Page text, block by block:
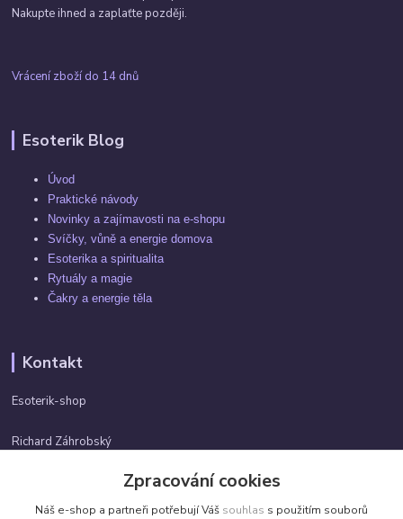
Nakupte ihned a zaplaťte později.
Vrácení zboží do 14 dnů
Esoterik Blog
Úvod
Praktické návody
Novinky a zajímavosti na e-shopu
Svíčky, vůně a energie domova
Esoterika a spiritualita
Rytuály a magie
Čakry a energie těla
Kontakt
Esoterik-shop
Richard Záhrobský
info@esoterik-shop.cz
Zpracování cookies
Náš e-shop a partneři potřebují Váš souhlas s použitím souborů